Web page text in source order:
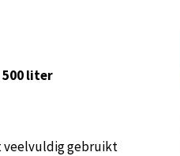
500 liter
veelvuldig gebruikt